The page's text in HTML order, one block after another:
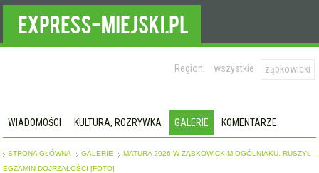
Region: wszystkie ząbkowicki
WIADOMOŚCI KULTURA, ROZRYWKA GALERIE KOMENTARZE
STRONA GŁÓWNA GALERIE
MATURA 2026 W ZĄBKOWICKIM OGÓLNIAKU. RUSZYŁ
EGZAMIN DOJRZAŁOŚCI [FOTO]